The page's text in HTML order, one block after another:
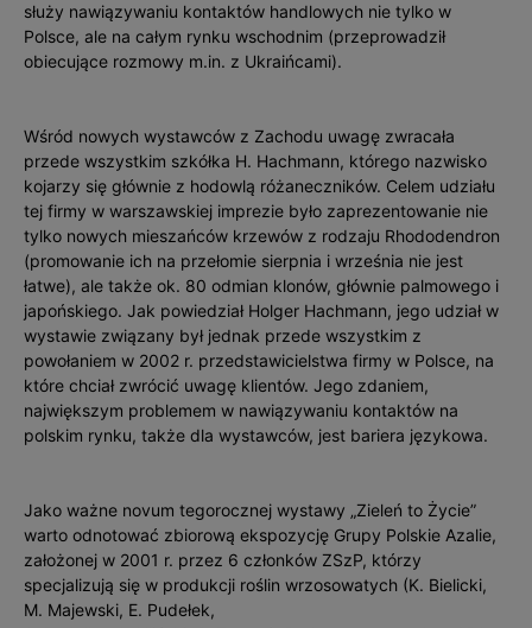
służy nawiązywaniu kontaktów handlowych nie tylko w
Polsce, ale na całym rynku wschodnim (przeprowadził
obiecujące rozmowy m.in. z Ukraińcami).
Wśród nowych wystawców z Zachodu uwagę zwracała
przede wszystkim szkółka H. Hachmann, którego nazwisko
kojarzy się głównie z hodowlą różaneczników. Celem udziału
tej firmy w warszawskiej imprezie było zaprezentowanie nie
tylko nowych mieszańców krzewów z rodzaju Rhododendron
(promowanie ich na przełomie sierpnia i września nie jest
łatwe), ale także ok. 80 odmian klonów, głównie palmowego i
japońskiego. Jak powiedział Holger Hachmann, jego udział w
wystawie związany był jednak przede wszystkim z
powołaniem w 2002 r. przedstawicielstwa firmy w Polsce, na
które chciał zwrócić uwagę klientów. Jego zdaniem,
największym problemem w nawiązywaniu kontaktów na
polskim rynku, także dla wystawców, jest bariera językowa.
Jako ważne novum tegorocznej wystawy „Zieleń to Życie”
warto odnotować zbiorową ekspozycję Grupy Polskie Azalie,
założonej w 2001 r. przez 6 członków ZSzP, którzy
specjalizują się w produkcji roślin wrzosowatych (K. Bielicki,
M. Majewski, E. Pudełek,